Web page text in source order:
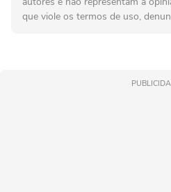
que viole os termos de uso,